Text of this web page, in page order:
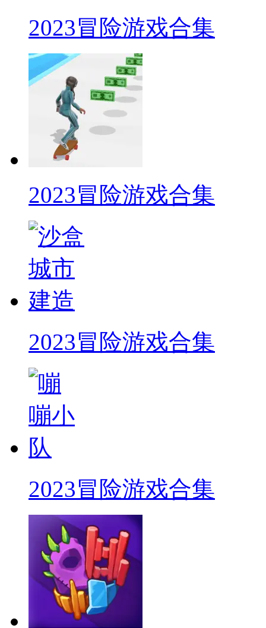
2023冒险游戏合集
2023冒险游戏合集
2023冒险游戏合集
2023冒险游戏合集